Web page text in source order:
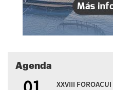
Agenda
XXVIII FOROACUI